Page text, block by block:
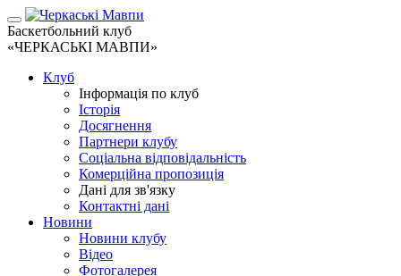
Баскетбольний клуб
«ЧЕРКАСЬКІ МАВПИ»
Клуб
Інформація по клуб
Історія
Досягнення
Партнери клубу
Соціальна відповідальність
Комерційна пропозиція
Дані для зв'язку
Контактні дані
Новини
Новини клубу
Відео
Фотогалерея